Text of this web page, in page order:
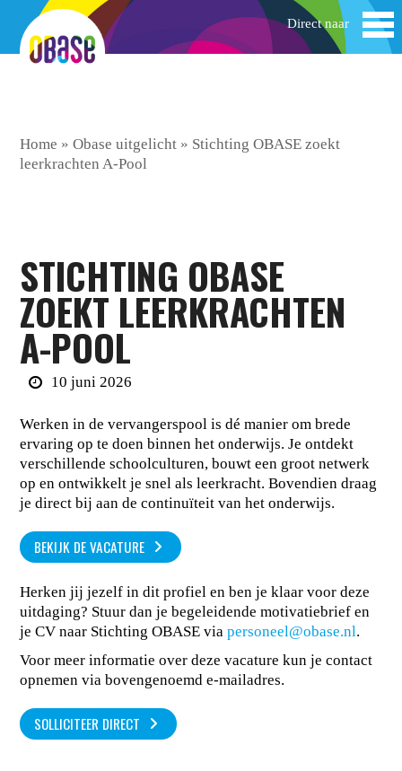
Home »Obase uitgelicht » Stichting OBASE zoekt
leerkrachten A-Pool
STICHTING OBASE
ZOEKT LEERKRACHTEN
A-POOL
10 juni 2026
Werken in de vervangerspool is dé manier om brede
ervaring op te doen binnen het onderwijs. Je ontdekt
verschillende schoolculturen, bouwt een groot netwerk
op en ontwikkelt je snel als leerkracht. Bovendien draag
je direct bij aan de continuïteit van het onderwijs.
BEKIJK DE VACATURE
Herken jij jezelf in dit profiel en ben je klaar voor deze
uitdaging? Stuur dan je begeleidende motivatiebrief en
je CV naar Stichting OBASE viapersoneel@obase.nl.
Voor meer informatie over deze vacature kun je contact
opnemen via bovengenoemd e-mailadres.
SOLLICITEER DIRECT